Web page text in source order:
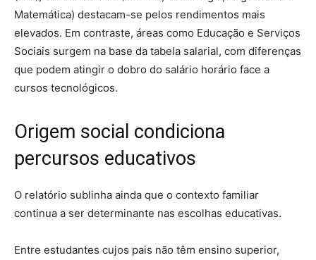
Matemática) destacam-se pelos rendimentos mais
elevados. Em contraste, áreas como Educação e Serviços
Sociais surgem na base da tabela salarial, com diferenças
que podem atingir o dobro do salário horário face a
cursos tecnológicos.
Origem social condiciona
percursos educativos
O relatório sublinha ainda que o contexto familiar
continua a ser determinante nas escolhas educativas.
Entre estudantes cujos pais não têm ensino superior,